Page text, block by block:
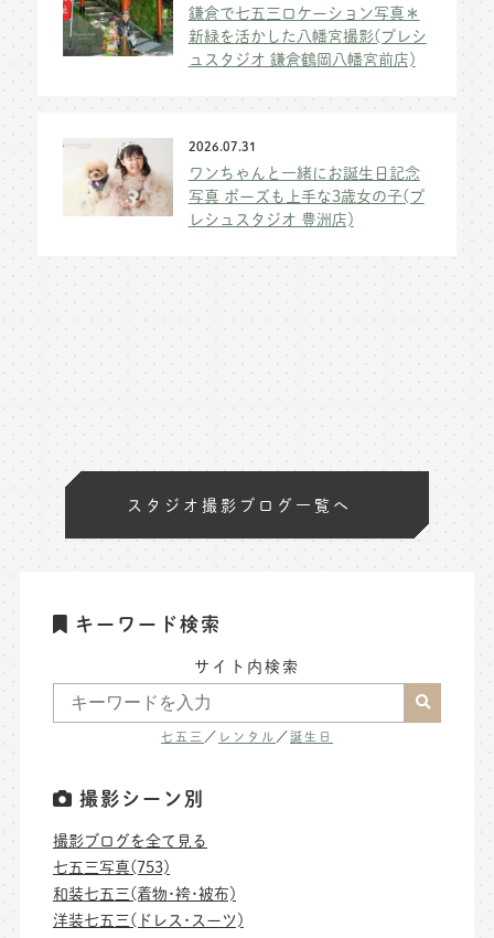
鎌倉で七五三ロケーション写真＊
新緑を活かした八幡宮撮影(プレシ
ュスタジオ 鎌倉鶴岡八幡宮前店)
2026.07.31
ワンちゃんと一緒にお誕生日記念
写真 ポーズも上手な3歳女の子(プ
レシュスタジオ 豊洲店)
スタジオ撮影ブログ一覧へ
キーワード検索
サイト内検索
七五三 ／ レンタル ／誕生日
撮影シーン別
撮影ブログを全て見る
七五三写真(753)
和装七五三(着物･袴･被布)
洋装七五三(ドレス･スーツ)